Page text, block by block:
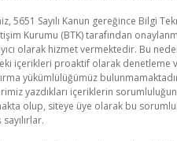
5651 Sayılı Kanun gereğince Bilgi
Kurumu (BTK) tarafından
olarak hizmet vermektedir. Bu
içerikleri proaktif olarak denetleme
yükümlülüğümüz
yazdıkları içeriklerin
olup, siteye üye olarak bu